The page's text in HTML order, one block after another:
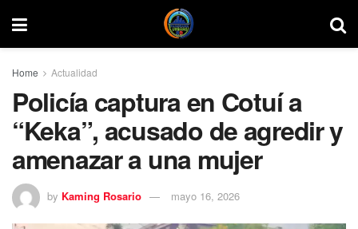
Home Actualidad
Policía captura en Cotuí a
“Keka”, acusado de agredir y
amenazar a una mujer
by Kaming Rosario mayo 16, 2026